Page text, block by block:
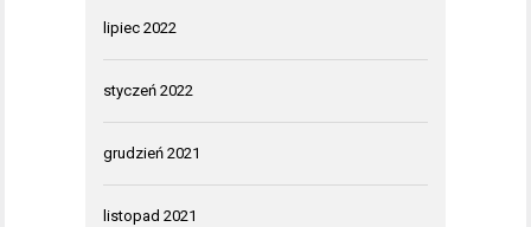
lipiec 2022
styczeń 2022
grudzień 2021
listopad 2021